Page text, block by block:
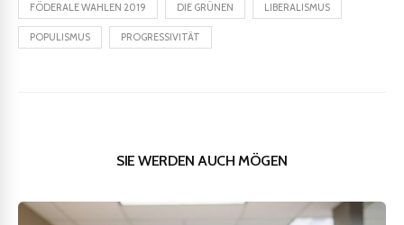
FÖDERALE WAHLEN 2019 DIE GRÜNEN LIBERALISMUS
POPULISMUS PROGRESSIVITÄT
SIE WERDEN AUCH MÖGEN